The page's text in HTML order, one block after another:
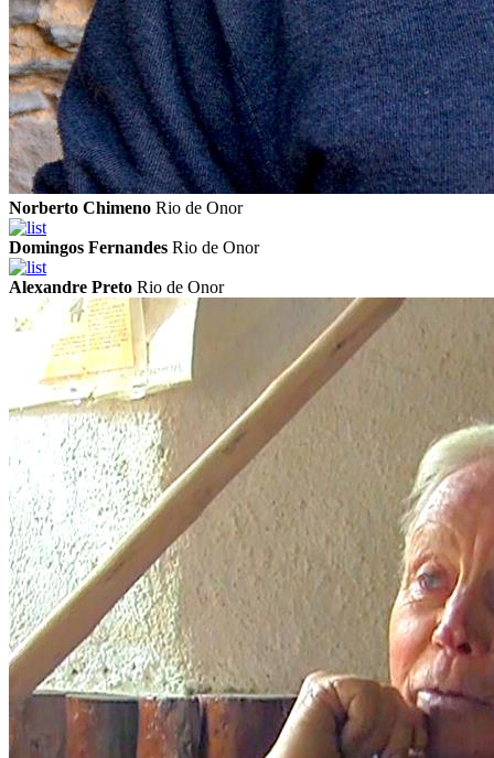
Norberto Chimeno Rio de Onor
Domingos Fernandes Rio de Onor
Alexandre Preto Rio de Onor